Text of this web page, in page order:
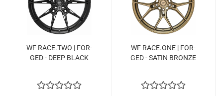
WF RACE.TWO | FOR­
GED - DEEP BLACK
WF RACE.ONE | FOR­
GED - SATIN BRON­ZE